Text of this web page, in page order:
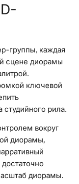
группы, каждая
сцене диорамы
ключевой
студийного рила.
вокруг
диорамы,
диорамы.